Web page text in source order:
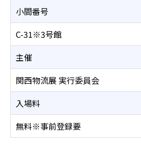
小間番号
C-31※3号館
主催
関西物流展 実行委員会
入場料
無料※事前登録要